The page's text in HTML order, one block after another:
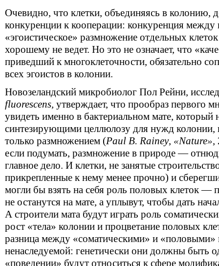
Очевидно, что клетки, объединяясь в колонию,
конкуренции к кооперации: конкуренция между
«эгоистическое» размножение отдельных
хорошему не ведет. Но это не означает, что
приведший к многоклеточности, обязательно
всех эгоистов в колонии.
Новозеландский микробиолог Пол Рейни,
fluorescens, утверждает, что прообраз первого
увидеть именно в бактериальном мате, который
синтезирующими целлюлозу для нужд колонии,
только размножением (Paul В. Rainey, «Nature»,
если подумать, размножение в природе —
главное дело. И клетки, не занятые
прикрепленные к нему менее прочно) и
могли бы взять на себя роль половых клеток —
не останутся на мате, а уплывут, чтобы дать
А строители мата будут играть роль
рост «тела» колонии и процветание половых
разница между «соматическими» и «половыми»
ненаследуемой: генетически они должны быть
«поведении» будут относиться к сфере